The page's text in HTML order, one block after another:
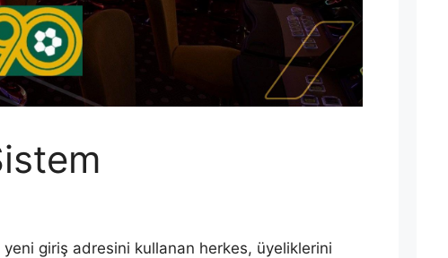
giriş adresini kullanan herkes, üyeliklerini